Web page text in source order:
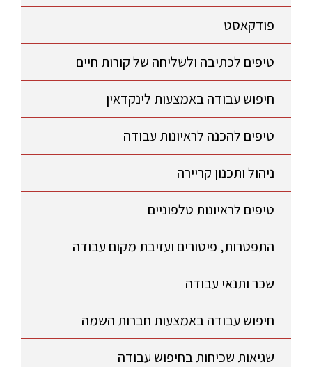
פודקאסט
טיפים לכתיבה ולשליחה של קורות חיים
חיפוש עבודה באמצעות לינקדאין
טיפים להכנה לראיונות עבודה
ניהול ותכנון קריירה
טיפים לראיונות טלפוניים
התפטרות, פיטורים ועזיבת מקום עבודה
שכר ותנאי עבודה
חיפוש עבודה באמצעות חברות השמה
שגיאות שכיחות בחיפוש עבודה